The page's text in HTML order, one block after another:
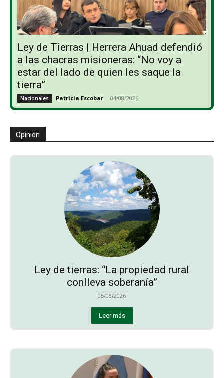
Ley de Tierras | Herrera Ahuad defendió
a las chacras misioneras: “No voy a
estar del lado de quien les saque la
tierra”
Nacionales Patricia Escobar - 04/08/2026
Opinión
Ley de tierras: “La propiedad rural
conlleva soberanía”
05/08/2026
Leer más